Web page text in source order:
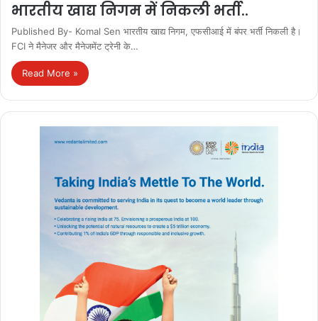
भारतीय खाद्य निगम में निकली भर्ती..
Published By- Komal Sen भारतीय खाद्य निगम, एफसीआई में बंपर भर्ती निकली है।
FCI ने मैनेजर और मैनेजमेंट ट्रेनी के…
Read More »